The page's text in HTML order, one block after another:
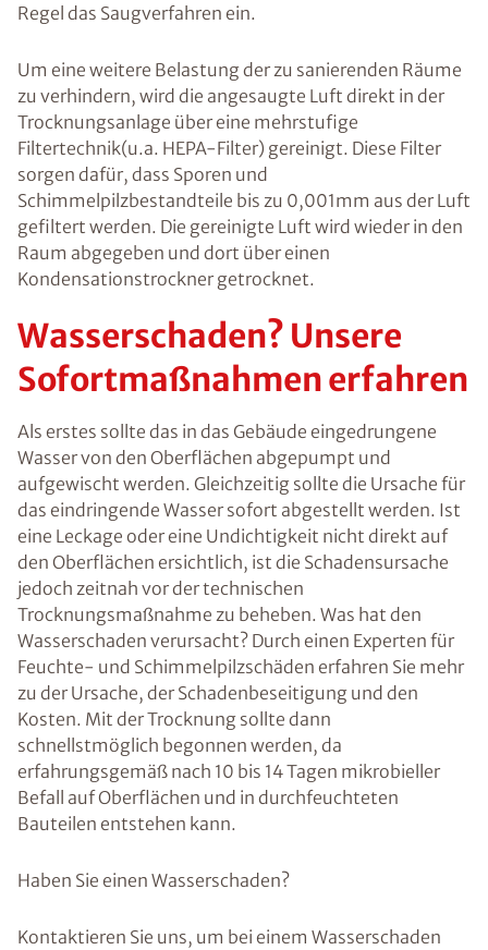
Regel das Saugverfahren ein.
Um eine weitere Belastung der zu sanierenden Räume
zu verhindern, wird die angesaugte Luft direkt in der
Trocknungsanlage über eine mehrstufige
Filtertechnik(u.a. HEPA-Filter) gereinigt. Diese Filter
sorgen dafür, dass Sporen und
Schimmelpilzbestandteile bis zu 0,001mm aus der Luft
gefiltert werden. Die gereinigte Luft wird wieder in den
Raum abgegeben und dort über einen
Kondensationstrockner getrocknet.
Wasserschaden? Unsere
Sofortmaßnahmen erfahren
Als erstes sollte das in das Gebäude eingedrungene
Wasser von den Oberflächen abgepumpt und
aufgewischt werden. Gleichzeitig sollte die Ursache für
das eindringende Wasser sofort abgestellt werden. Ist
eine Leckage oder eine Undichtigkeit nicht direkt auf
den Oberflächen ersichtlich, ist die Schadensursache
jedoch zeitnah vor der technischen
Trocknungsmaßnahme zu beheben. Was hat den
Wasserschaden verursacht? Durch einen Experten für
Feuchte- und Schimmelpilzschäden erfahren Sie mehr
zu der Ursache, der Schadenbeseitigung und den
Kosten. Mit der Trocknung sollte dann
schnellstmöglich begonnen werden, da
erfahrungsgemäß nach 10 bis 14 Tagen mikrobieller
Befall auf Oberflächen und in durchfeuchteten
Bauteilen entstehen kann.
Haben Sie einen Wasserschaden?
Kontaktieren Sie uns, um bei einem Wasserschaden